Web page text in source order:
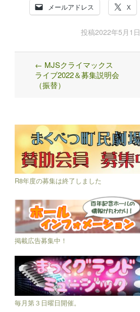
メールアドレス X
投稿2022年5月1日
Post
navigation
← MJSクライマックス
ライブ2022＆募集説明会
（振替）
R8年度の募集は終了しました
掲載広告募集中！
毎月第３日曜日開催。